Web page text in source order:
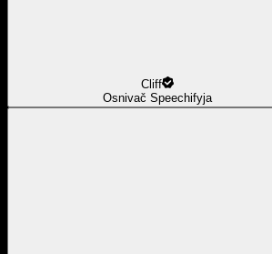
Cliff
Osnivač Speechifyja